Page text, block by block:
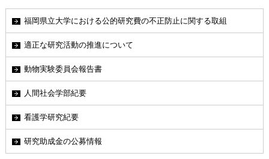
福岡県立大学における公的研究費の不正防止に関する取組
適正な研究活動の推進について
動物実験委員会報告書
人間社会学部紀要
看護学研究紀要
研究助成金の公募情報